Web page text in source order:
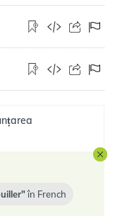
în French